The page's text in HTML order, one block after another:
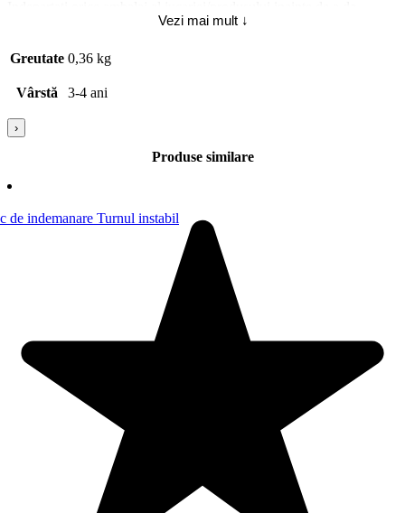
jucaria/produsul copilului. Va rugam sa supravegheati copilul in timp
pentru referinte viitoare. Pastrati jucaria/produsul departe de foc,
Vezi mai mult ↓
Greutate 0,36 kg
Vârstă 3-4 ani
›
Produse similare